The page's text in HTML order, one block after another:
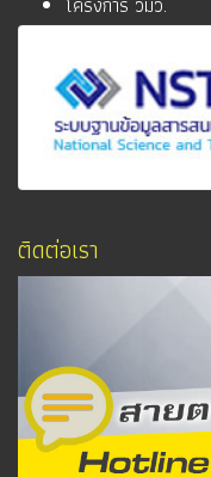
ติดต่อเรา